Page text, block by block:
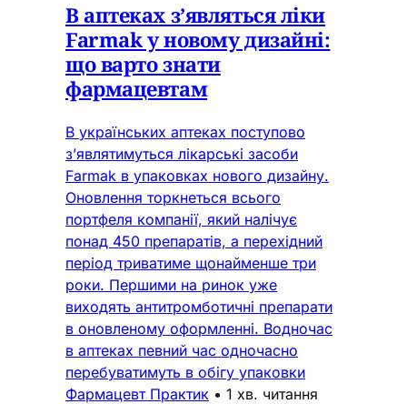
В аптеках з’являться ліки
Farmak у новому дизайні:
що варто знати
фармацевтам
В українських аптеках поступово
з’являтимуться лікарські засоби
Farmak в упаковках нового дизайну.
Оновлення торкнеться всього
портфеля компанії, який налічує
понад 450 препаратів, а перехідний
період триватиме щонайменше три
роки. Першими на ринок уже
виходять антитромботичні препарати
в оновленому оформленні. Водночас
в аптеках певний час одночасно
перебуватимуть в обігу упаковки
Фармацевт Практик • 1 хв. читання